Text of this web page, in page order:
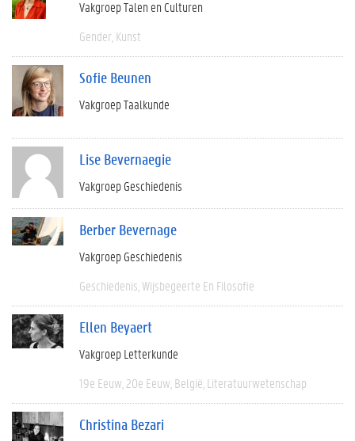
Vakgroep Talen en Culturen
Gender Kunst
Sofie Beunen
Vakgroep Taalkunde
Lise Bevernaegie
Vakgroep Geschiedenis
Berber Bevernage
Vakgroep Geschiedenis
Geschiedenis Wijsbegeerte En Filosofie
Ellen Beyaert
Vakgroep Letterkunde
19e Eeuw 20e Eeuw België Literatuurwetenschap
Christina Bezari